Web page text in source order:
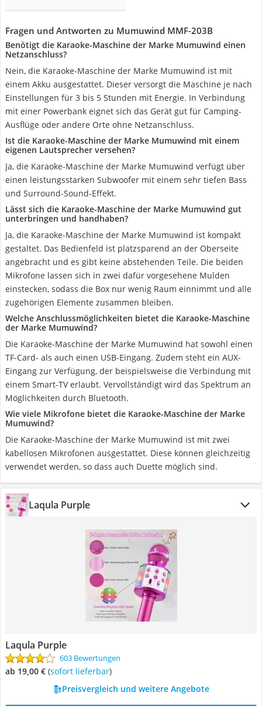
Fragen und Antworten zu Mumuwind MMF-203B
Benötigt die Karaoke-Maschine der Marke Mumuwind einen
Netzanschluss?
Nein, die Karaoke-Maschine der Marke Mumuwind ist mit
einem Akku ausgestattet. Dieser versorgt die Maschine je nach
Einstellungen für 3 bis 5 Stunden mit Energie. In Verbindung
mit einer Powerbank eignet sich das Gerät gut für Camping-
Ausflüge oder andere Orte ohne Netzanschluss.
Ist die Karaoke-Maschine der Marke Mumuwind mit einem
eigenen Lautsprecher versehen?
Ja, die Karaoke-Maschine der Marke Mumuwind verfügt über
einen leistungsstarken Subwoofer mit einem sehr tiefen Bass
und Surround-Sound-Effekt.
Lässt sich die Karaoke-Maschine der Marke Mumuwind gut
unterbringen und handhaben?
Ja, die Karaoke-Maschine der Marke Mumuwind ist kompakt
gestaltet. Das Bedienfeld ist platzsparend an der Oberseite
angebracht und es gibt keine abstehenden Teile. Die beiden
Mikrofone lassen sich in zwei dafür vorgesehene Mulden
einstecken, sodass die Box nur wenig Raum einnimmt und alle
zugehörigen Elemente zusammen bleiben.
Welche Anschlussmöglichkeiten bietet die Karaoke-Maschine
der Marke Mumuwind?
Die Karaoke-Maschine der Marke Mumuwind hat sowohl einen
TF-Card- als auch einen USB-Eingang. Zudem steht ein AUX-
Eingang zur Verfügung, der beispielsweise die Verbindung mit
einem Smart-TV erlaubt. Vervollständigt wird das Spektrum an
Möglichkeiten durch Bluetooth.
Wie viele Mikrofone bietet die Karaoke-Maschine der Marke
Mumuwind?
Die Karaoke-Maschine der Marke Mumuwind ist mit zwei
kabellosen Mikrofonen ausgestattet. Diese können gleichzeitig
verwendet werden, so dass auch Duette möglich sind.
Laqula Purple
Laqula Purple
603 Bewertungen
ab 19,00 € ( Sofort lieferbar)
Preisvergleich und weitere Angebote